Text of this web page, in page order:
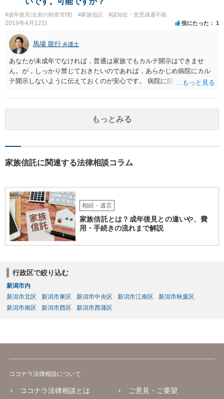
#成年後見(生前の財産管理) #家族信託 #認知症・意思疎通不能
2019年4月12日 役にたった 1
馬場 龍行 弁護士
あなたが未成年でなければ，普通は家族でもカルテ開示はできませ
ん。が，しっかり禁じておきたいのであれば，あらかじめ病院にカル
テ開示しないように伝えておくのが安心です。 病院に開示しないよう
可能性は低いのでコストパフォーマンスとしてはどうかなという感じ
がします。
もっとみる
家族信託に関連する法律相談コラム
相続・遺言
家族信託とは？成年後見との違いや、費
用・手続きの流れまで解説
行政区で絞り込む
新潟市内
新潟市北区
新潟市東区 新潟市中央区 新潟市江南区
新潟市秋葉区
新潟市南区
新潟市西区 新潟市西蒲区
ココナラ法律相談について
ココナラ法律相談とは ご意見・ご要望